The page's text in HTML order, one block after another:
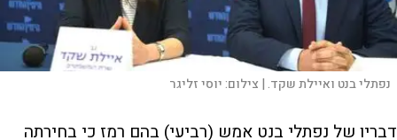
נפתלי בנט ואיילת שקד. | צילום:יוסי זליגר
דבריו של נפתלי בנט אמש (רביעי) בהם רמז כי בחירתה